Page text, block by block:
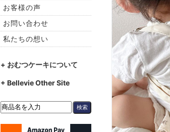
お客様の声
お問い合わせ
私たちの想い
+ おむつケーキについて
+ Bellevie Other Site